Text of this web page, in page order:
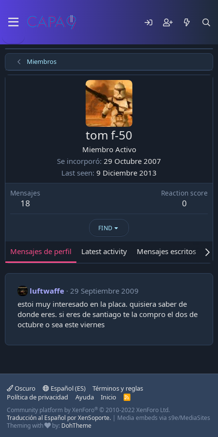
Miembros
tom f-50
Miembro Activo
Se incorporó 29 Octubre 2007
Last seen 9 Diciembre 2013
Mensajes
18
Reaction score
0
FIND
Mensajes de perfil Latest activity Mensajes escritos
luftwaffe 29 Septiembre 2009
estoi muy interesado en la placa. quisiera saber de
donde eres. si eres de santiago te la compro el dos de
octubre o sea este viernes
Oscuro Español (ES)
Términos y reglas
Política de privacidad
Ayuda Inicio
R
S
Community platform by XenForo® © 2010-2022 XenForo Ltd.
Traducción al Español por XenSoporte. | Media embeds via s9e/MediaSites
Theming with
by: DohTheme